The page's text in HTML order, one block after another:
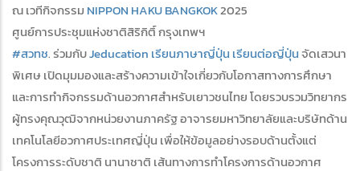
ณ เวทีกิจกรรม NIPPON HAKU BANGKOK2025
ศูนย์การประชุมแห่งชาติสิริกิติ์ กรุงเทพฯ
#สวทช. ร่วมกับJeducation เรียนภาษาญี่ปุ่น เรียนต่อญี่ปุ่นจัดเสวนา
พิเศษ เปิดมุมมองและสร้างความเข้าใจเกี่ยวกับโอกาสทางการศึกษา
และการทำกิจกรรมด้านอวกาศสำหรับเยาวชนไทย โดยรวบรวมวิทยากร
ผู้ทรงคุณวุฒิจากหน่วยงานภาครัฐ อาจารยมหาวิทยาลัยและบริษัทด้าน
เทคโนโลยีอวกาศประเทศญี่ปุ่น เพื่อให้ข้อมูลอย่างรอบด้านตั้งแต่
โครงการระดับชาติ นานาชาติ เส้นทางการทำโครงการด้านอวกาศ